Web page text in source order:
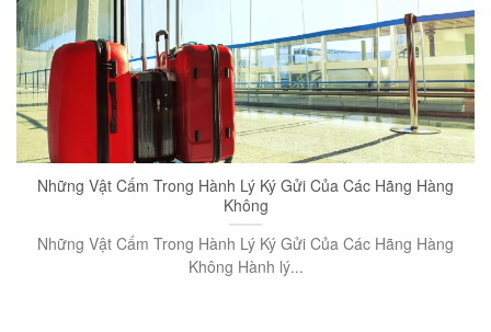
Những Vật Cấm Trong Hành Lý Ký Gửi Của Các Hãng Hàng
Không
Những Vật Cấm Trong Hành Lý Ký Gửi Của Các Hãng Hàng
Không Hành lý...